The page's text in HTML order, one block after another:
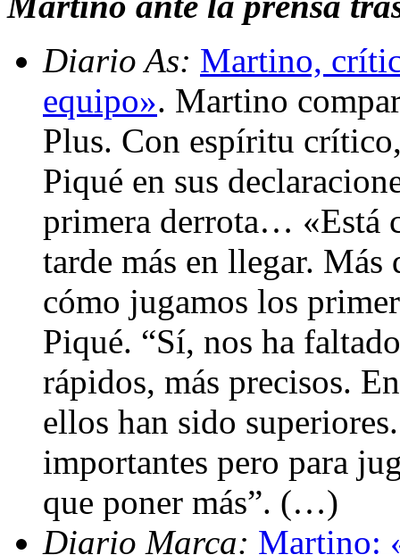
Diario As: Martino,
equipo». Martino
Plus. Con espíritu
Piqué en sus
primera derrota… «Está
tarde más en llegar.
cómo jugamos los
Piqué. “Sí, nos ha
rápidos, más precisos.
ellos han sido
importantes pero para
que poner más”. (…)
Diario Marca: Martino: